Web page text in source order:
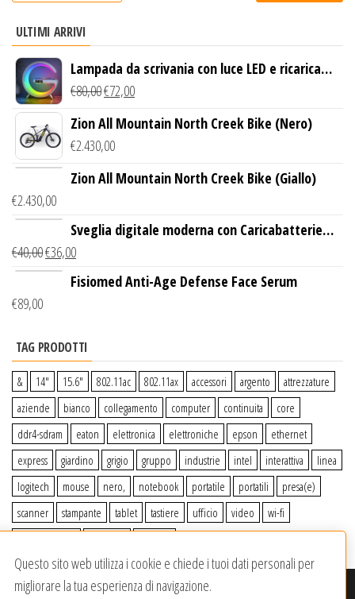
ULTIMI ARRIVI
Lampada da scrivania con luce LED e ricarica
wireless
€80,00€72,00
Zion All Mountain North Creek Bike (Nero)
€2.430,00
Zion All Mountain North Creek Bike (Giallo)
€2.430,00
Sveglia digitale moderna con Caricabatterie
Wireless Qi
€40,00€36,00
Fisiomed Anti-Age Defense Face Serum
€89,00
TAG PRODOTTI
& 14″ 15.6″ 802.11ac 802.11ax accessori argento
attrezzature
aziende
bianco collegamento computer continuita
core
ddr4-sdram
eaton elettronica elettroniche epson
ethernet
express
giardino grigio gruppo industrie intel interattiva
linea
logitech
mouse nero, notebook portatile portatili
presa(e)
scanner
stampante tablet tastiere ufficio video
wi-fi
Questo sito web utilizza i cookie e chiede i tuoi dati personali per
migliorare la tua esperienza di navigazione.